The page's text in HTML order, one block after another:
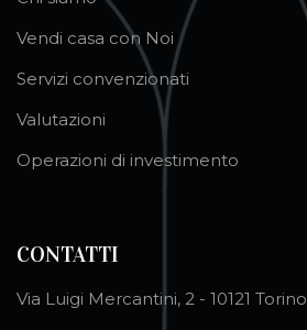
Vendi casa con Noi
Servizi convenzionati
Valutazioni
Operazioni di investimento
CONTATTI
Via Luigi Mercantini, 2 - 10121 Torino